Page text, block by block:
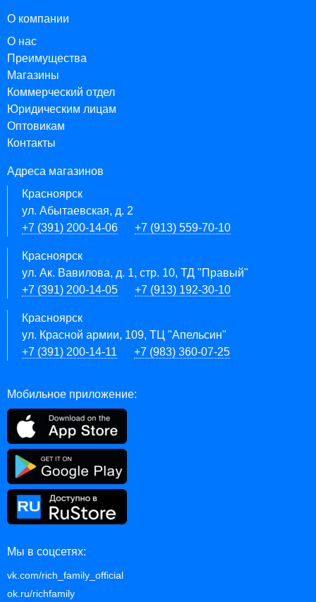
О компании
О нас
Преимущества
Магазины
Коммерческий отдел
Юридическим лицам
Оптовикам
Контакты
Адреса магазинов
Красноярск
ул. Абытаевская, д. 2
+7 (391) 200-14-06
+7 (913) 559-70-10
Красноярск
ул. Ак. Вавилова, д. 1, стр. 10, ТД "Правый"
+7 (391) 200-14-05
+7 (913) 192-30-10
Красноярск
ул. Красной армии, 109, ТЦ "Апельсин"
+7 (391) 200-14-11
+7 (983) 360-07-25
Мобильное приложение:
Мы в соцсетях:
vk.com/rich_family_official
ok.ru/richfamily